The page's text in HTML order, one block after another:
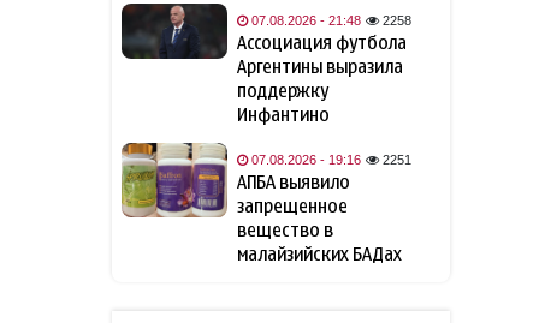
09:12
Трамп объявил об
инвестициях в размере $3
млрд в горнодобывающей
отрасли
09:05
МИД Украины отреагировал
на одобрение «адских
санкций» против России
Азербайджан вновь
07.08.2026 - 21:48 2258
Ассоциация футбола
Аргентины выразила
поддержку
Инфантино
07.08.2026 - 19:16 2251
АПБА выявило
запрещенное
вещество в
малайзийских БАДах